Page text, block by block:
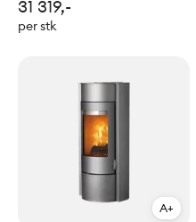
31 319,-
per stk
A+